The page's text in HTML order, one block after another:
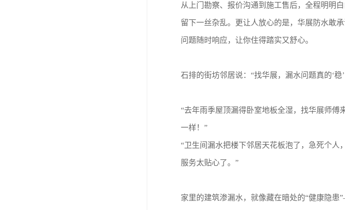
从上门勘察、报价沟通到施工售后，全程明明
留下一丝杂乱。更让人放心的是，华展防水敢
问题随时响应，让你住得踏实又舒心。
石排的街坊邻居说：“找华展，漏水问题真的‘稳
“去年雨季屋顶漏得卧室地板全湿，找华展师
一样！”
“卫生间漏水把楼下邻居天花板泡了，急死个人
服务太贴心了。”
家里的建筑渗漏水，就像藏在暗处的“健康隐